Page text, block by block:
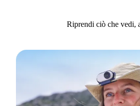
Riprendi ciò che vedi,